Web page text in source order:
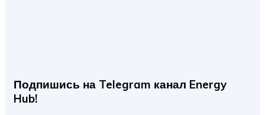
Подпишись на Telegram канал Energy
Hub!